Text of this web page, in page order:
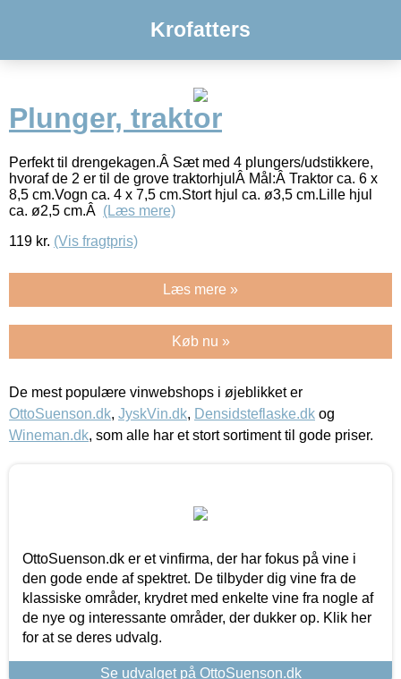
Krofatters
Plunger, traktor
Perfekt til drengekagen.Â Sæt med 4 plungers/udstikkere,
hvoraf de 2 er til de grove traktorhjulÂ Mål:Â Traktor ca. 6 x
8,5 cm.Vogn ca. 4 x 7,5 cm.Stort hjul ca. ø3,5 cm.Lille hjul
ca. ø2,5 cm.Â (Læs mere)
119 kr. (Vis fragtpris)
Læs mere »
Køb nu »
De mest populære vinwebshops i øjeblikket er
OttoSuenson.dk, JyskVin.dk, Densidsteflaske.dk og
Wineman.dk, som alle har et stort sortiment til gode priser.
OttoSuenson.dk er et vinfirma, der har fokus på vine i
den gode ende af spektret. De tilbyder dig vine fra de
klassiske områder, krydret med enkelte vine fra nogle af
de nye og interessante områder, der dukker op. Klik her
for at se deres udvalg.
Se udvalget på OttoSuenson.dk